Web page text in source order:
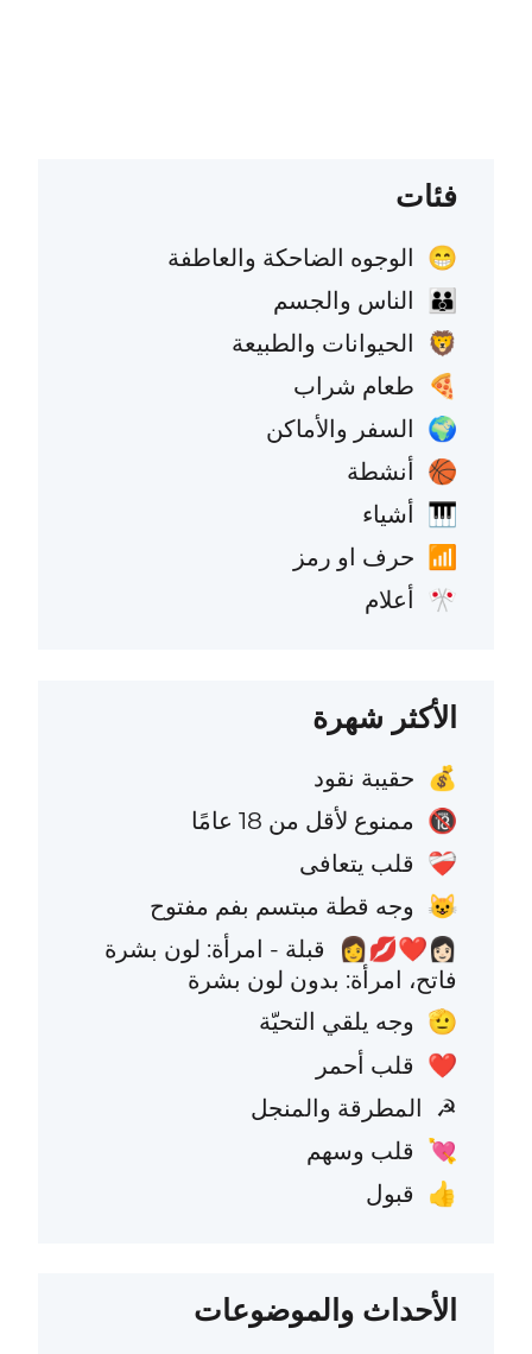
فئات
😁 الوجوه الضاحكة والعاطفة
👪 الناس والجسم
🦁 الحيوانات والطبيعة
🍕 طعام شراب
🌍 السفر والأماكن
🏀 أنشطة
🎹 أشياء
📶 حرف او رمز
🎌 أعلام
الأكثر شهرة
💰 حقيبة نقود
🔞 ممنوع لأقل من 18 عامًا
❤️‍🩹 قلب يتعافى
😺 وجه قطة مبتسم بفم مفتوح
👩🏻‍❤️‍💋‍👩
قبلة - امرأة: لون بشرة
فاتح، امرأة: بدون لون بشرة
🫡 وجه يلقي التحيّة
❤️ قلب أحمر
☭ المطرقة والمنجل
💘 قلب وسهم
👍 قبول
الأحداث والموضوعات